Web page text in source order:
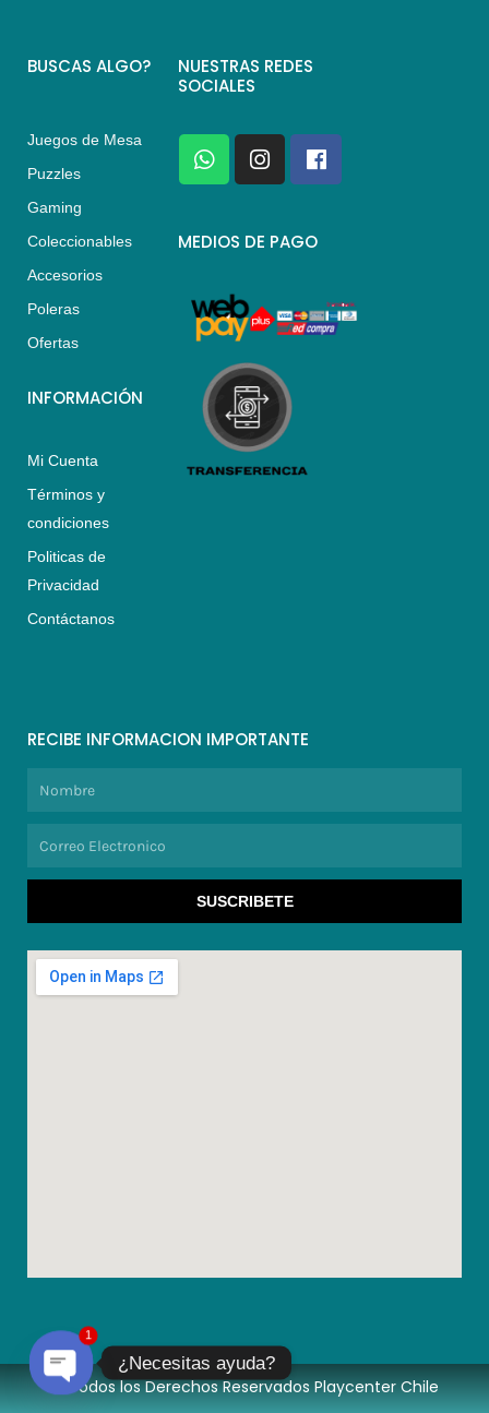
BUSCAS ALGO?
Juegos de Mesa
Puzzles
Gaming
Coleccionables
Accesorios
Poleras
Ofertas
INFORMACIÓN
Mi Cuenta
Términos y
condiciones
Politicas de
Privacidad
Contáctanos
NUESTRAS REDES
SOCIALES
W
h
a
s
p
I
n
s
a
a
m
F
a
c
b
k
MEDIOS DE PAGO
RECIBE INFORMACION IMPORTANTE
SUSCRIBETE
© Todos los Derechos Reservados Playcenter Chile
¿Necesitas ayuda?
1